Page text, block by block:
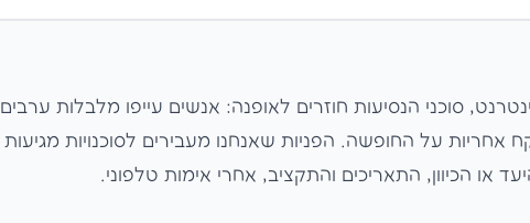
סוכני הנסיעות חוזרים לאופנה: אנשים עייפו מלבלות ערבים
אחריות על החופשה. הפניות שאנחנו מעבירים לסוכנויות מגיעות
או הכיוון, התאריכים והתקציב, אחרי אימות טלפוני.